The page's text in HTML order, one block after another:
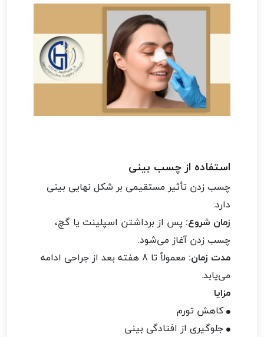
استفاده از چسب بینی
چسب زدن تأثیر مستقیمی بر شکل نهایی بینی
دارد:
زمان شروع: پس از برداشتن اسپلینت یا گچ،
چسب زدن آغاز می‌شود.
مدت زمان:
معمولاً تا 8 هفته بعد از جراحی ادامه
می‌یابد.
مزایا
کاهش تورم
جلوگیری از افتادگی بینی